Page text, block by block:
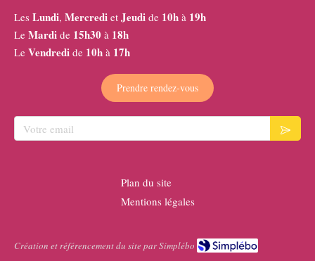
Les Lundi, Mercredi et Jeudi de 10h à 19h
Le Mardi de 15h30 à 18h
Le Vendredi de 10h à 17h
Prendre rendez-vous
Votre email
Plan du site
Mentions légales
Création et référencement du site par Simplébo